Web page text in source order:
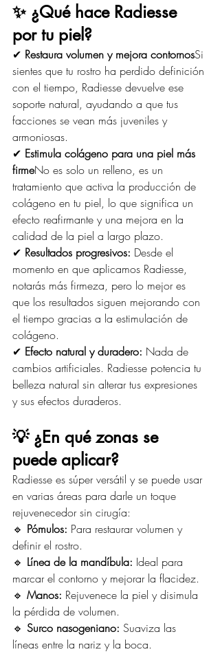
✨ ¿Qué hace Radiesse
por tu piel?
✔ Restaura volumen y mejora contornosSi
sientes que tu rostro ha perdido definición
con el tiempo, Radiesse devuelve ese
soporte natural, ayudando a que tus
facciones se vean más juveniles y
armoniosas.
✔ Estimula colágeno para una piel más
firmeNo es solo un relleno, es un
tratamiento que activa la producción de
colágeno en tu piel, lo que significa un
efecto reafirmante y una mejora en la
calidad de la piel a largo plazo.
✔ Resultados progresivos: Desde el
momento en que aplicamos Radiesse,
notarás más firmeza, pero lo mejor es
que los resultados siguen mejorando con
el tiempo gracias a la estimulación de
colágeno.
✔ Efecto natural y duradero: Nada de
cambios artificiales. Radiesse potencia tu
belleza natural sin alterar tus expresiones
y sus efectos duraderos.
💡 ¿En qué zonas se
puede aplicar?
Radiesse es súper versátil y se puede usar
en varias áreas para darle un toque
rejuvenecedor sin cirugía:
🔹 Pómulos: Para restaurar volumen y
definir el rostro.
🔹 Línea de la mandíbula: Ideal para
marcar el contorno y mejorar la flacidez.
🔹 Manos: Rejuvenece la piel y disimula
la pérdida de volumen.
🔹 Surco nasogeniano: Suaviza las
líneas entre la nariz y la boca.